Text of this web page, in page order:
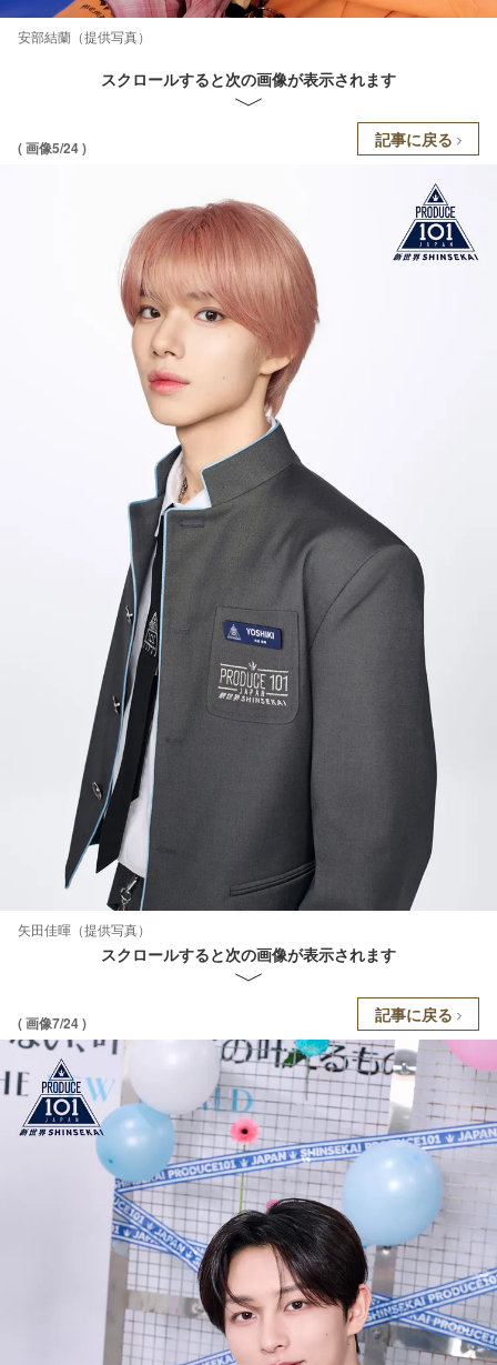
安部結蘭（提供写真）
スクロールすると次の画像が表示されます
( 画像5/24 ) 記事に戻る
矢田佳暉（提供写真）
スクロールすると次の画像が表示されます
( 画像7/24 ) 記事に戻る